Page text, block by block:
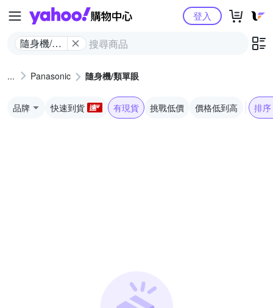
Yahoo購物中心
隨身機/類
登入
Panasonic 隨身機/類單眼
品牌 快速到貨 有現貨 挑戰低價 價格低到高 排序